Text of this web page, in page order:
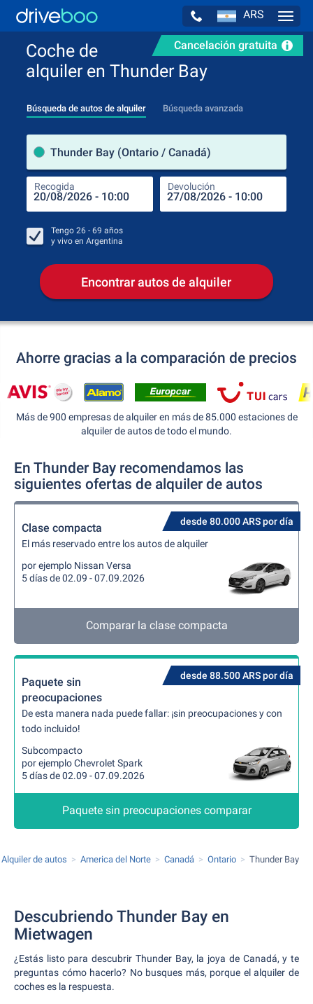
ARS
Cancelación gratuita
Coche de
alquiler en Thunder Bay
Búsqueda de autos de alquiler Búsqueda avanzada
Thunder Bay (Ontario / Canadá)
Recogida Devolución
Tengo 26 - 69 años
y vivo en Argentina
Encontrar autos de alquiler
Ahorre gracias a la comparación de precios
Más de 900 empresas de alquiler en más de 85.000 estaciones de
alquiler de autos de todo el mundo.
En Thunder Bay recomendamos las
siguientes ofertas de alquiler de autos
desde 80.000 ARS por día
Clase compacta
El más reservado entre los autos de alquiler
por ejemplo Nissan Versa
5 días de 02.09 - 07.09.2026
Comparar la clase compacta
desde 88.500 ARS por día
Paquete sin
preocupaciones
De esta manera nada puede fallar: ¡sin preocupaciones y con
todo incluido!
Subcompacto
por ejemplo Chevrolet Spark
5 días de 02.09 - 07.09.2026
Paquete sin preocupaciones comparar
Alquiler de autos America del Norte Canadá Ontario Thunder Bay
Descubriendo Thunder Bay en
Mietwagen
¿Estás listo para descubrir Thunder Bay, la joya de Canadá, y te
preguntas cómo hacerlo? No busques más, porque el alquiler de
coches es la respuesta.